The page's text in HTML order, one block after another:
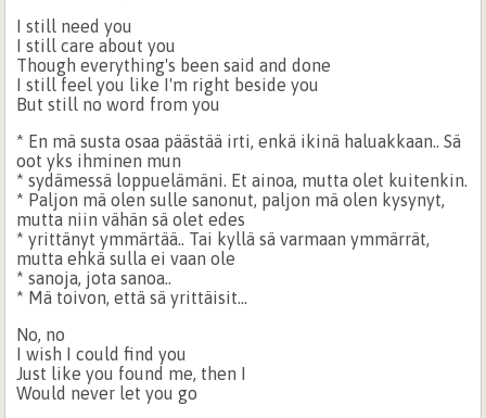
I still need you
I still care about you
Though everything's been said and done
I still feel you like I'm right beside you
But still no word from you
* En mä susta osaa päästää irti, enkä ikinä haluakkaan.. Sä
oot yks ihminen mun
* sydämessä loppuelämäni. Et ainoa, mutta olet kuitenkin.
* Paljon mä olen sulle sanonut, paljon mä olen kysynyt,
mutta niin vähän sä olet edes
* yrittänyt ymmärtää.. Tai kyllä sä varmaan ymmärrät,
mutta ehkä sulla ei vaan ole
* sanoja, jota sanoa..
* Mä toivon, että sä yrittäisit...
No, no
I wish I could find you
Just like you found me, then I
Would never let you go